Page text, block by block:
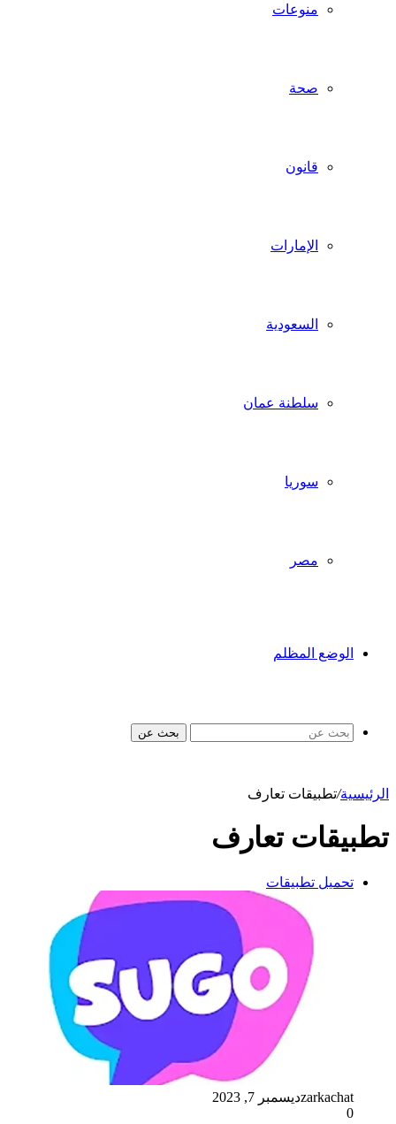
منوعات
صحة
قانون
الإمارات
السعودية
سلطنة عمان
سوريا
مصر
الوضع المظلم
بحث عن
الرئيسية/تطبيقات تعارف
تطبيقات تعارف
تحميل تطبيقات
zarkachatديسمبر 7, 2023
0